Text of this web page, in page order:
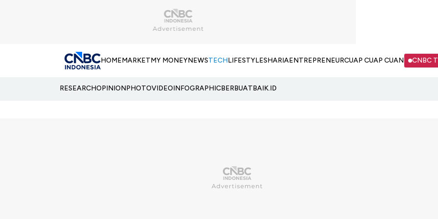
HOMEMARKETMY MONEYNEWSTECHLIFESTYLESHARIAENTREPRENEURCUAP CUAP CUAN CNBC
RESEARCHOPINIONPHOTOVIDEOINFOGRAPHICBERBUATBAIK.ID